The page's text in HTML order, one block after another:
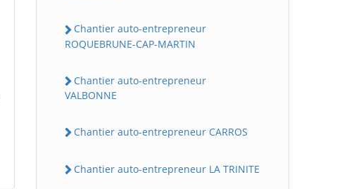
Chantier auto-entrepreneur
ROQUEBRUNE-CAP-MARTIN
Chantier auto-entrepreneur
VALBONNE
Chantier auto-entrepreneur CARROS
Chantier auto-entrepreneur LA TRINITE